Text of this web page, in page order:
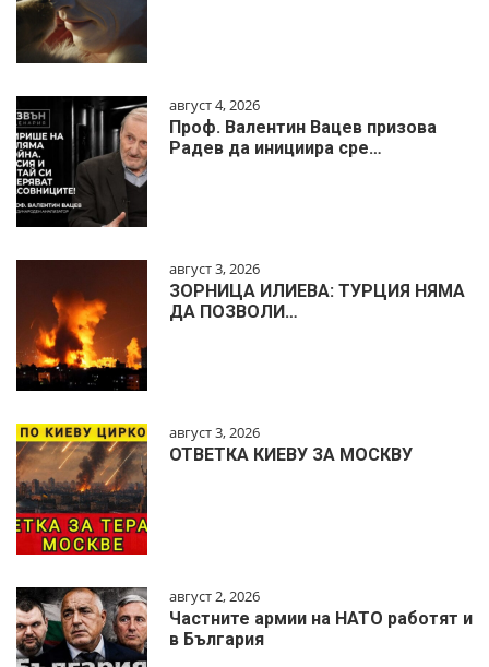
август 4, 2026
Проф. Валентин Вацев призова
Радев да инициира сре…
август 3, 2026
ЗОРНИЦА ИЛИЕВА: ТУРЦИЯ НЯМА
ДА ПОЗВОЛИ…
август 3, 2026
ОТВЕТКА КИЕВУ ЗА МОСКВУ
август 2, 2026
Частните армии на НАТО работят и
в България